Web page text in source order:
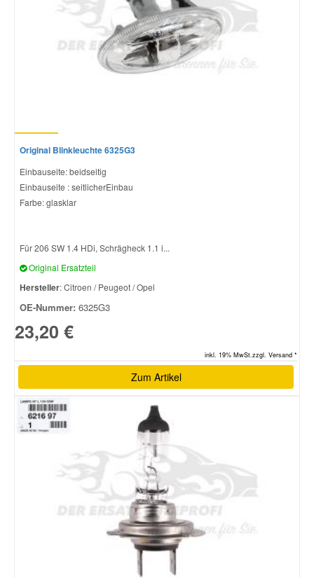
Original Blinkleuchte 6325G3
Einbauseite: beidseitig
Einbauseite : seitlicherEinbau
Farbe: glasklar
Für 206 SW 1.4 HDi, Schrägheck 1.1 i...
Original Ersatzteil
Hersteller: Citroen / Peugeot / Opel
OE-Nummer: 6325G3
23,20 €
inkl. 19% MwSt.zzgl. Versand *
Zum Artikel